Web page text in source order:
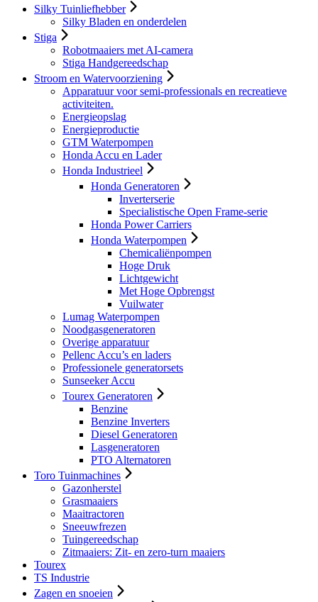
Silky Tuinliefhebber
Silky Bladen en onderdelen
Stiga
Robotmaaiers met AI-camera
Stiga Handgereedschap
Stroom en Watervoorziening
Apparatuur voor semi-professionals en recreatieve
activiteiten.
Energieopslag
Energieproductie
GTM Waterpompen
Honda Accu en Lader
Honda Industrieel
Honda Generatoren
Inverterserie
Specialistische Open Frame-serie
Honda Power Carriers
Honda Waterpompen
Chemicaliënpompen
Hoge Druk
Lichtgewicht
Met Hoge Opbrengst
Vuilwater
Lumag Waterpompen
Noodgasgeneratoren
Overige apparatuur
Pellenc Accu’s en laders
Professionele generatorsets
Sunseeker Accu
Tourex Generatoren
Benzine
Benzine Inverters
Diesel Generatoren
Lasgeneratoren
PTO Alternatoren
Toro Tuinmachines
Gazonherstel
Grasmaaiers
Maaitractoren
Sneeuwfrezen
Tuingereedschap
Zitmaaiers: Zit- en zero-turn maaiers
Tourex
TS Industrie
Zagen en snoeien